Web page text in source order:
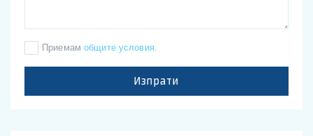
Приемам общите условия.
Изпрати